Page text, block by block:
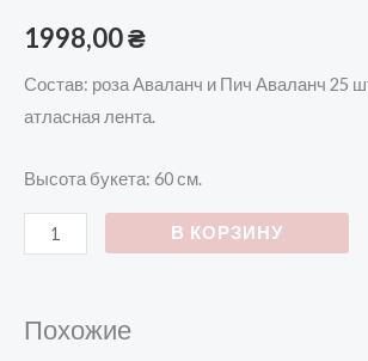
1998,00₴
Состав: роза Аваланч и Пич Аваланч 25
атласная лента.
Высота букета: 60 см.
В КОРЗИНУ
Похожие